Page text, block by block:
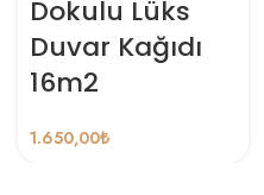
Dokulu Lüks
Duvar Kağıdı
16m2
1.650,00₺